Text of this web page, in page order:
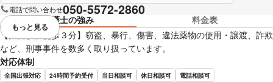
電話で問い合わせ050-5572-2860
弁護士の強み
料金表
【大宮駅、徒歩３分】窃盗、暴行、傷害、違法薬物の使用・譲渡、詐欺
など、刑事事件を数多く取り扱っています。
対応体制
全国出張対応 24時間予約受付 当日相談可 休日相談可 電話相談可
視覚的に省略されている要素を
もっと見る